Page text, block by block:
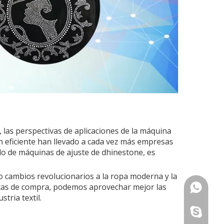
perspectivas de aplicaciones de la máquina
han llevado a cada vez más empresas
de máquinas de ajuste de dhinestone, es
revolucionarios a la ropa moderna y la
de compra, podemos aprovechar mejor las
textil.
+86-
+86-